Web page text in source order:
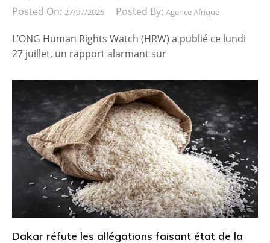
Posted On: 27/07/2026 Posted By: Agence Afrique
L’ONG Human Rights Watch (HRW) a publié ce lundi
27 juillet, un rapport alarmant sur
Dakar réfute les allégations faisant état de la